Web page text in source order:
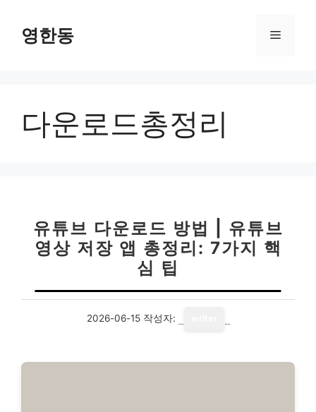
영한동 메
다운로드총정리
유튜브 다운로드 방법 | 유튜브
영상 저장 앱 총정리: 7가지 핵
심 팁
2026-06-15 작성자: